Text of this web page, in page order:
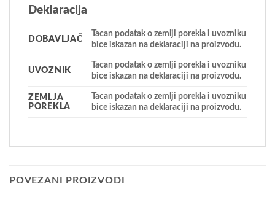
Deklaracija
DOBAVLJAČ
Tacan podatak o zemlji porekla i uvozniku
bice iskazan na deklaraciji na proizvodu.
UVOZNIK
Tacan podatak o zemlji porekla i uvozniku
bice iskazan na deklaraciji na proizvodu.
ZEMLJA
POREKLA
Tacan podatak o zemlji porekla i uvozniku
bice iskazan na deklaraciji na proizvodu.
POVEZANI PROIZVODI